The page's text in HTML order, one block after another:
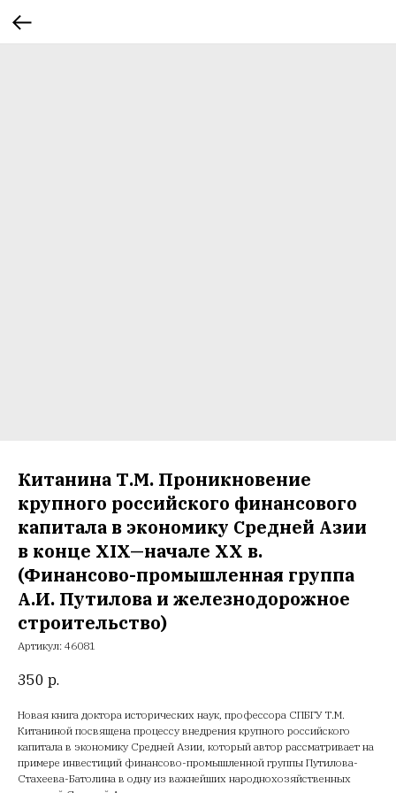
Китанина Т.М. Проникновение
крупного российского финансового
капитала в экономику Средней Азии
в конце XIX—начале XX в.
(Финансово-промышленная группа
А.И. Путилова и железнодорожное
строительство)
Артикул: 46081
350 р.
Новая книга доктора исторических наук, профессора СПБГУ Т.М.
Китаниной посвящена процессу внедрения крупного российского
капитала в экономику Средней Азии, который автор рассматривает на
примере инвестиций финансово-промышленной группы Путилова-
Стахеева-Батолина в одну из важнейших народнохозяйственных